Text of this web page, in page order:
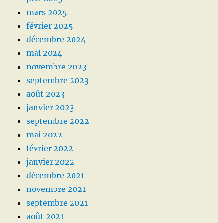
mars 2025
février 2025
décembre 2024
mai 2024
novembre 2023
septembre 2023
août 2023
janvier 2023
septembre 2022
mai 2022
février 2022
janvier 2022
décembre 2021
novembre 2021
septembre 2021
août 2021